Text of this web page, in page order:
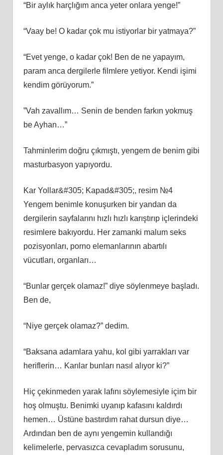
“Bir aylık harçlığım anca yeter onlara yenge!”
“Vaay be! O kadar çok mu istiyorlar bir yatmaya?”
“Evet yenge, o kadar çok! Ben de ne yapayım,
param anca dergilerle filmlere yetiyor. Kendi işimi
kendim görüyorum.”
”Vah zavallım… Senin de benden farkın yokmuş
be Ayhan…”
Tahminlerim doğru çıkmıştı, yengem de benim gibi
masturbasyon yapıyordu.
Kar Yollar&#305; Kapad&#305;, resim №4
Yengem benimle konuşurken bir yandan da
dergilerin sayfalarını hızlı hızlı karıştırıp içlerindeki
resimlere bakıyordu. Her zamanki malum seks
pozisyonları, porno elemanlarının abartılı
vücutları, organları…
“Bunlar gerçek olamaz!” diye söylenmeye başladı.
Ben de,
“Niye gerçek olamaz?” dedim.
“Baksana adamlara yahu, kol gibi yarrakları var
heriflerin… Karılar bunları nasıl alıyor ki?”
Hiç çekinmeden yarak lafını söylemesiyle içim bir
hoş olmuştu. Benimki uyanıp kafasını kaldırdı
hemen… Üstüne bastırdım rahat dursun diye…
Ardından ben de aynı yengemin kullandığı
kelimelerle, pervasızca cevapladım sorusunu,